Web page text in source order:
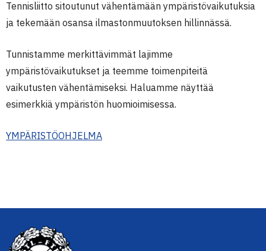
Tennisliitto sitoutunut vähentämään ympäristövaikutuksia
ja tekemään osansa ilmastonmuutoksen hillinnässä.
Tunnistamme merkittävimmät lajimme
ympäristövaikutukset ja teemme toimenpiteitä
vaikutusten vähentämiseksi. Haluamme näyttää
esimerkkiä ympäristön huomioimisessa.
YMPÄRISTÖOHJELMA